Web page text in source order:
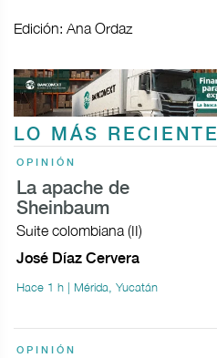
Edición: Ana Ordaz
LO MÁS RECIENTE
OPINIÓN
La apache de
Sheinbaum
Suite colombiana (II)
José Díaz Cervera
Hace 1 h | Mérida, Yucatán
OPINIÓN